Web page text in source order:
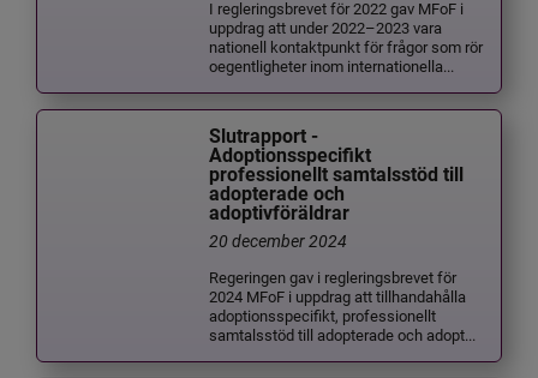
I regleringsbrevet för 2022 gav MFoF i
uppdrag att under 2022–2023 vara
nationell kontaktpunkt för frågor som rör
oegentligheter inom internationella...
Slutrapport -
Adoptionsspecifikt
professionellt samtalsstöd till
adopterade och
adoptivföräldrar
20 december 2024
Regeringen gav i regleringsbrevet för
2024 MFoF i uppdrag att tillhandahålla
adoptionsspecifikt, professionellt
samtalsstöd till adopterade och adopt...